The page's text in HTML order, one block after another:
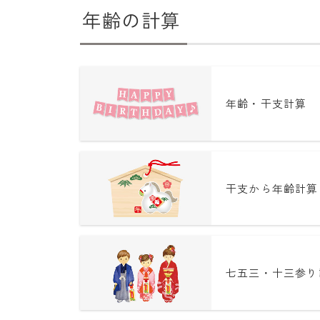
年齢の計算
年齢・干支計算
干支から年齢計算
七五三・十三参